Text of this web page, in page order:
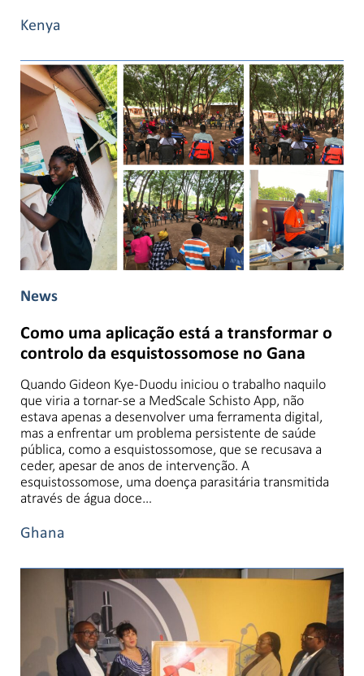
Kenya
News
Como uma aplicação está a transformar o
controlo da esquistossomose no Gana
Quando Gideon Kye-Duodu iniciou o trabalho naquilo
que viria a tornar-se a MedScale Schisto App, não
estava apenas a desenvolver uma ferramenta digital,
mas a enfrentar um problema persistente de saúde
pública, como a esquistossomose, que se recusava a
ceder, apesar de anos de intervenção. A
esquistossomose, uma doença parasitária transmitida
através de água doce…
Ghana